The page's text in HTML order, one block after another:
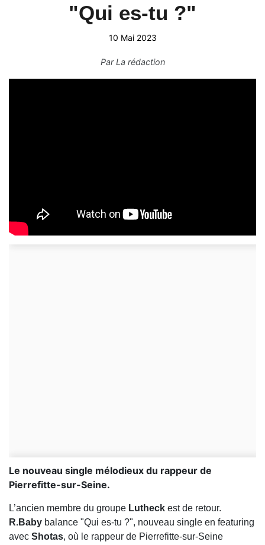
"Qui es-tu ?"
10 Mai 2023
ParLa rédaction
Le nouveau single mélodieux du rappeur de
Pierrefitte-sur-Seine.
L’ancien membre du groupe Lutheck est de retour.
R.Baby balance "Qui es-tu ?", nouveau single en featuring
avec Shotas, où le rappeur de Pierrefitte-sur-Seine